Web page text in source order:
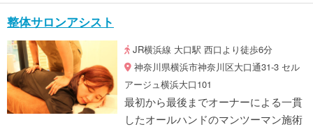
整体サロンアシスト
JR横浜線 大口駅 西口より徒歩6分
神奈川県横浜市神奈川区大口通31-3 セル
アージュ横浜大口101
最初から最後までオーナーによる一貫
したオールハンドのマンツーマン施術